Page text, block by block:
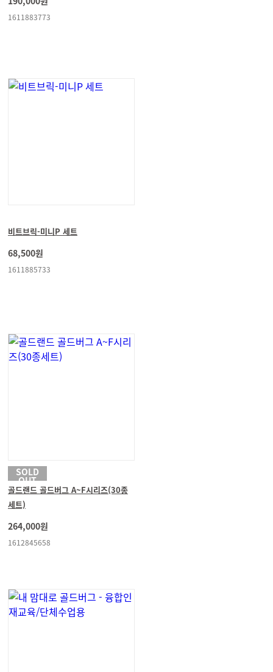
1611883773
비트브릭-미니P 세트
68,500원
1611885733
SOLD
OUT
골드랜드 골드버그 A~F시리즈(30종
세트)
264,000원
1612845658